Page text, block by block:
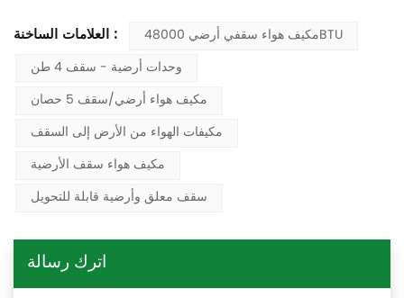
العلامات الساخنة :
مكيف هواء سقفي أرضي 48000BTU
وحدات أرضية - سقف 4 طن
مكيف هواء أرضي/سقف 5 حصان
مكيفات الهواء من الأرض إلى السقف
مكيف هواء سقف الأرضية
سقف معلق وأرضية قابلة للتحويل
اترك رسالة